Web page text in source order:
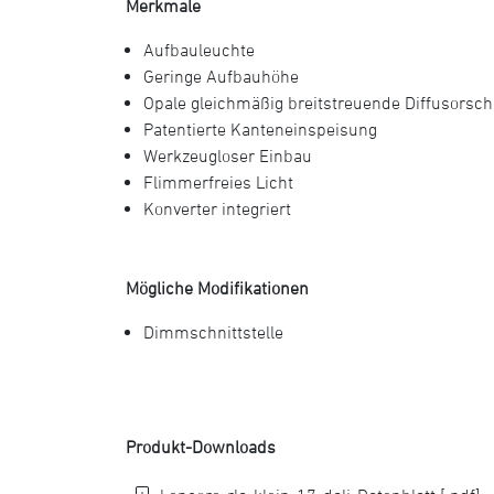
Merkmale
Aufbauleuchte
Geringe Aufbauhöhe
Opale gleichmäßig breitstreuende
Patentierte Kanteneinspeisung
Werkzeugloser Einbau
Flimmerfreies Licht
Konverter integriert
Mögliche Modifikationen
Dimmschnittstelle
Produkt-Downloads